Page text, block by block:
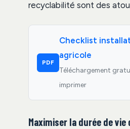
recyclabilité sont des
PDF
Checklist
agricole
Téléchargement
imprimer
Maximiser la durée de vie